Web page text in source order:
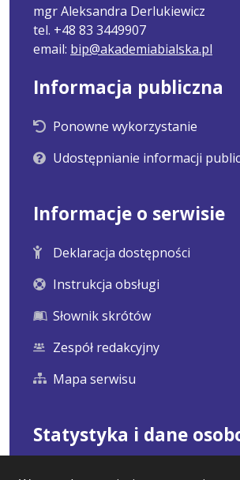
mgr Aleksandra Derlukiewicz
tel. +48 83 3449907
email: bip@akademiabialska.pl
Informacja publiczna
Ponowne wykorzystanie
Udostępnianie informacji
Informacje o serwisie
Deklaracja dostępności
Instrukcja obsługi
Słownik skrótów
Zespół redakcyjny
Mapa serwisu
Statystyka i dane